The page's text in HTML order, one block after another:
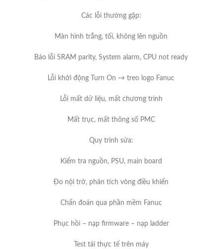
Các lỗi thường gặp:
Màn hình trắng, tối, không lên nguồn
Báo lỗi SRAM parity, System alarm, CPU not ready
Lỗi khởi động Turn On → treo logo Fanuc
Lỗi mất dữ liệu, mất chương trình
Mất trục, mất thông số PMC
Quy trình sửa:
Kiểm tra nguồn, PSU, main board
Đo nội trở, phân tích vòng điều khiển
Chẩn đoán qua phần mềm Fanuc
Phục hồi – nạp firmware – nạp ladder
Test tải thực tế trên máy